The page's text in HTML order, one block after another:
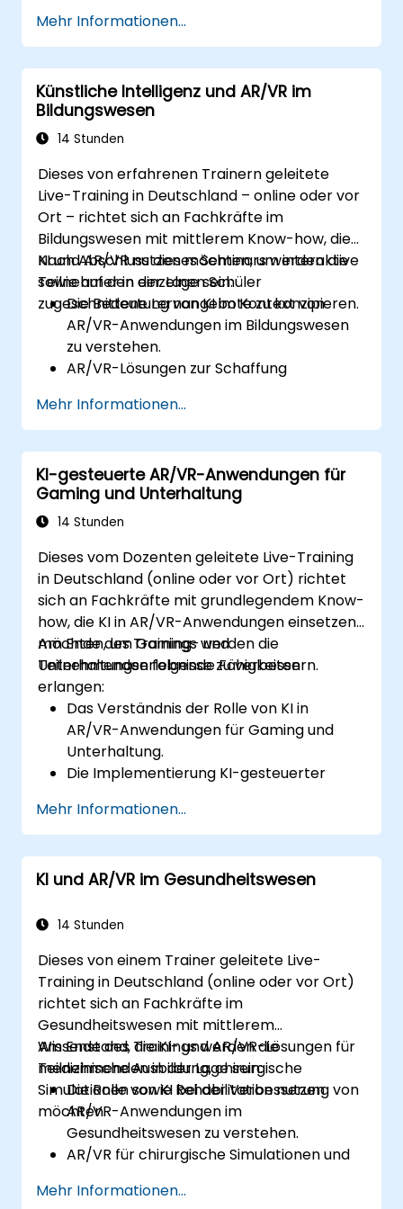
Maschinelles Lernen anzuwenden, um das
Benutzererlebnis sowie die
Personalisierung zu verbessern.
Die Echtzeit-Verarbeitung und
Gesamtleistung mittels KI zu optimieren.
Mehr Informationen...
Künstliche Intelligenz und AR/VR im
Bildungswesen
14 Stunden
Dieses von erfahrenen Trainern geleitete
Live-Training in Deutschland – online oder vor
Ort – richtet sich an Fachkräfte im
Bildungswesen mit mittlerem Know-how, die
KI und AR/VR nutzen möchten, um interaktive
sowie auf den einzelnen Schüler
zugeschnittene Lernangebote zu konzipieren.
Nach Abschluss dieses Seminars werden die
Teilnehmer in der Lage sein:
Die Bedeutung von KI im Kontext von
AR/VR-Anwendungen im Bildungswesen
zu verstehen.
AR/VR-Lösungen zur Schaffung
umzusetzen.
Mithilfe von KI personalisierte
Bildungssysteme zu gestalten.
Die ethischen Aspekte sowie
Datenschutzfragen im Zusammenhang
mit KI im Bildungskontext zu bewerten.
Mehr Informationen...
KI-gesteuerte AR/VR-Anwendungen für
Gaming und Unterhaltung
14 Stunden
Dieses vom Dozenten geleitete Live-Training
in Deutschland (online oder vor Ort) richtet
sich an Fachkräfte mit grundlegendem Know-
how, die KI in AR/VR-Anwendungen einsetzen
möchten, um Gaming- und
Unterhaltungserlebnisse zu verbessern.
Am Ende des Trainings werden die
Teilnehmenden folgende Fähigkeiten
erlangen:
Das Verständnis der Rolle von KI in
AR/VR-Anwendungen für Gaming und
Unterhaltung.
Die Implementierung KI-gesteuerter
immersiven Umgebungen.
Die Erstellung individualisierter
Nutzererlebnisse mittels KI-Algorithmen.
Die Entwicklung von AR/VR-Gaming-
Echtzeitverarbeitung zum Einsatz kommt.
Mehr Informationen...
KI und AR/VR im Gesundheitswesen
14 Stunden
Dieses von einem Trainer geleitete Live-
Training in Deutschland (online oder vor Ort)
richtet sich an Fachkräfte im
Gesundheitswesen mit mittlerem
Wissenstand, die KI- und AR/VR-Lösungen für
medizinische Ausbildung, chirurgische
Simulationen sowie Rehabilitation nutzen
möchten.
Am Ende des Trainings werden die
Teilnehmenden in der Lage sein:
Die Rolle von KI bei der Verbesserung von
AR/VR-Anwendungen im
Gesundheitswesen zu verstehen.
AR/VR für chirurgische Simulationen und
AR/VR-Werkzeuge in der Rehabilitation
Mehr Informationen...